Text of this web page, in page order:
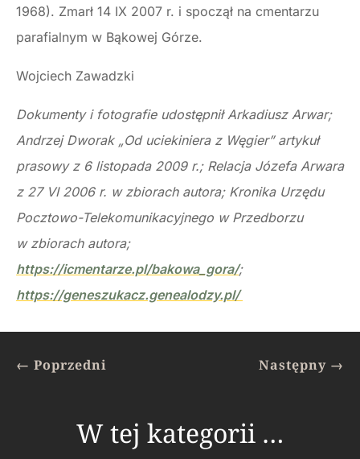
1968). Zmarł 14 IX 2007 r. i spoczął na cmentarzu
parafialnym w Bąkowej Górze.
Wojciech Zawadzki
Dokumenty i fotografie udostępnił Arkadiusz Arwar;
Andrzej Dworak „Od uciekiniera z Węgier” artykuł
prasowy z 6 listopada 2009 r.; Relacja Józefa Arwara
z 27 VI 2006 r. w zbiorach autora; Kronika Urzędu
Pocztowo-Telekomunikacyjnego w Przedborzu
w zbio­rach autora;
https://icmentarze.pl/bakowa_gora/;
https://geneszukacz.genealodzy.pl/
← Poprzedni Następny →
W tej kategorii …